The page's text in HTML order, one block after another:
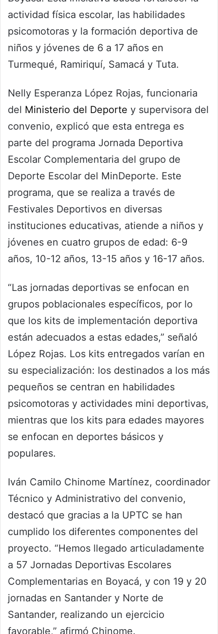
actividad física escolar, las habilidades
psicomotoras y la formación deportiva de
niños y jóvenes de 6 a 17 años en
Turmequé, Ramiriquí, Samacá y Tuta.
Nelly Esperanza López Rojas, funcionaria
del Ministerio del Deporte y supervisora del
convenio, explicó que esta entrega es
parte del programa Jornada Deportiva
Escolar Complementaria del grupo de
Deporte Escolar del MinDeporte. Este
programa, que se realiza a través de
Festivales Deportivos en diversas
instituciones educativas, atiende a niños y
jóvenes en cuatro grupos de edad: 6-9
años, 10-12 años, 13-15 años y 16-17 años.
“Las jornadas deportivas se enfocan en
grupos poblacionales específicos, por lo
que los kits de implementación deportiva
están adecuados a estas edades,” señaló
López Rojas. Los kits entregados varían en
su especialización: los destinados a los más
pequeños se centran en habilidades
psicomotoras y actividades mini deportivas,
mientras que los kits para edades mayores
se enfocan en deportes básicos y
populares.
Iván Camilo Chinome Martínez, coordinador
Técnico y Administrativo del convenio,
destacó que gracias a la UPTC se han
cumplido los diferentes componentes del
proyecto. “Hemos llegado articuladamente
a 57 Jornadas Deportivas Escolares
Complementarias en Boyacá, y con 19 y 20
jornadas en Santander y Norte de
Santander, realizando un ejercicio
favorable,” afirmó Chinome.